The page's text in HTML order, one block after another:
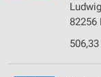
82256